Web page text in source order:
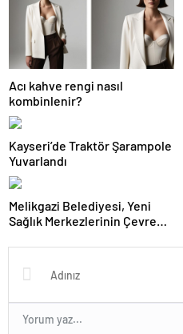
Acı kahve rengi nasıl
kombinlenir?
Kayseri’de Traktör Şarampole
Yuvarlandı
Melikgazi Belediyesi, Yeni
Sağlık Merkezlerinin Çevre